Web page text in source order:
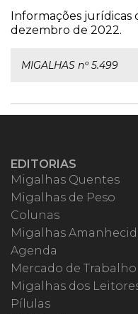
Informações jurídicas
dezembro de 2022.
MIGALHAS nº 5.499
EDITORIAS
Migalhas Quentes
Migalhas de Peso
Colunas
Migalhas
Agenda
Mercado de Trabalho
Migalhas dos
Pílulas